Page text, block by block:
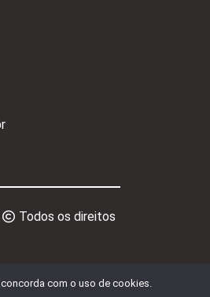
Todos os direitos
com o uso de cookies.